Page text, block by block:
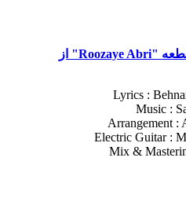
قطعه "Roozaye Abri" از
Lyrics :
Music :
Arrangement :
Electric Guitar :
Mix &